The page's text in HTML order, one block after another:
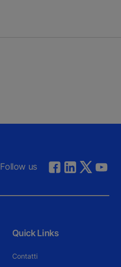
Follow us
Quick Links
Contatti